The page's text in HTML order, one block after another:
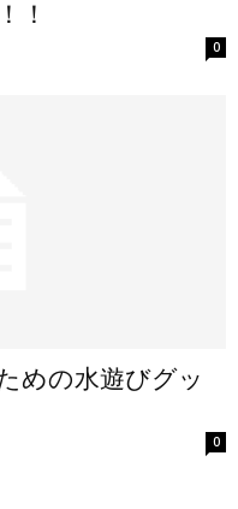
！
0
めの水遊びグッ
0